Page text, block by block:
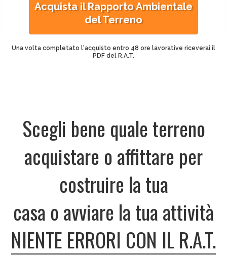
Acquista il Rapporto Ambientale
del Terreno
Una volta completato l'acquisto entro 48 ore lavorative riceverai il
PDF del R.A.T.
Scegli bene quale terreno
acquistare o affittare per
costruire la tua
casa o avviare la tua attività
NIENTE ERRORI CON IL R.A.T.